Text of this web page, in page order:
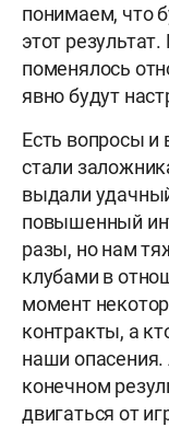
понимаем, что
этот
поменялось
явно будут
Есть вопросы
стали
выдали
повышенный
разы, но нам
клубами в
момент
контракты, а
наши опасения.
конечном
двигаться от